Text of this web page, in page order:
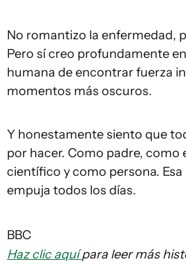
No romantizo la enfermedad,
Pero sí creo profundamente
humana de encontrar fuerza
momentos más oscuros.
Y honestamente siento que
por hacer. Como padre, como
científico y como persona.
empuja todos los días.
BBC
Haz clic aquípara leer más